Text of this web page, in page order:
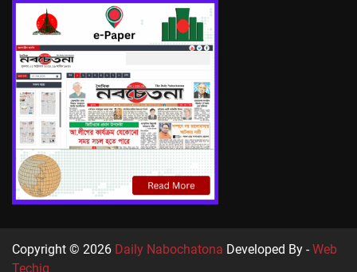
Copyright © 2026 Daily Nabochatona Developed By -Web
Techiq